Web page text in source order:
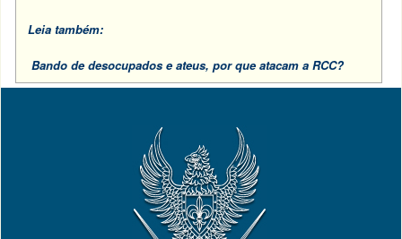
Leia também:
Bando de desocupados e ateus, por que atacam a RCC?